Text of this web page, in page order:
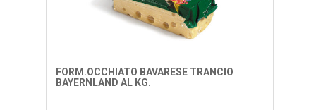
FORM.OCCHIATO BAVARESE TRANCIO
BAYERNLAND AL KG.